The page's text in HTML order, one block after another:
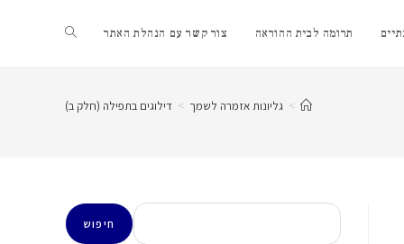
תרומה לבית ההוראה צור קשר עם הנהלת האתר Toggle
website > גליונות אזמרה לשמך > דילוגים בתפילה (חלק ב)
חיפוש
חיפוש